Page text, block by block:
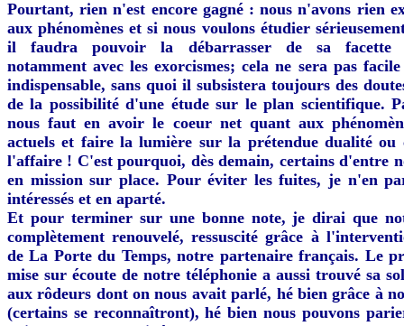
Pourtant, rien n'est encore gagné : nous n'avons rien
aux phénomènes et si nous voulons étudier
il faudra pouvoir la débarrasser de sa facette
notamment avec les exorcismes; cela ne sera pas
indispensable, sans quoi il subsistera toujours des
de la possibilité d'une étude sur le plan scientifique.
nous faut en avoir le coeur net quant aux
actuels et faire la lumière sur la prétendue dualité ou
l'affaire ! C'est pourquoi, dès demain, certains d'entre
en mission sur place. Pour éviter les fuites, je n'en
intéressés et en aparté.
Et pour terminer sur une bonne note, je dirai que
complètement renouvelé, ressuscité grâce à
de La Porte du Temps, notre partenaire français. Le
mise sur écoute de notre téléphonie a aussi trouvé sa
aux rôdeurs dont on nous avait parlé, hé bien grâce à
(certains se reconnaîtront), hé bien nous pouvons